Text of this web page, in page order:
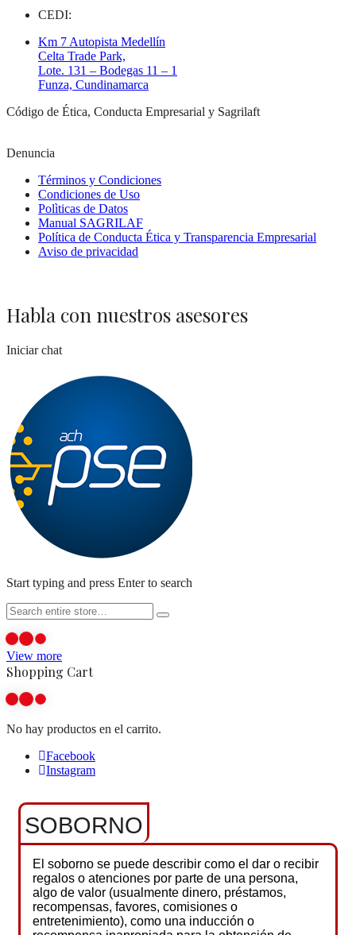
CEDI:
Km 7 Autopista Medellín
Celta Trade Park,
Lote. 131 – Bodegas 11 – 1
Funza, Cundinamarca
Código de Ética, Conducta Empresarial y Sagrilaft
Denuncia
Términos y Condiciones
Condiciones de Uso
Polìticas de Datos
Manual SAGRILAF
Política de Conducta Ética y Transparencia Empresarial
Aviso de privacidad
Habla con nuestros asesores
Iniciar chat
Start typing and press Enter to search
View more
Shopping Cart
No hay productos en el carrito.
Facebook
Instagram
SOBORNO
El soborno se puede describir como el dar o recibir
regalos o atenciones por parte de una persona,
algo de valor (usualmente dinero, préstamos,
recompensas, favores, comisiones o
entretenimiento), como una inducción o